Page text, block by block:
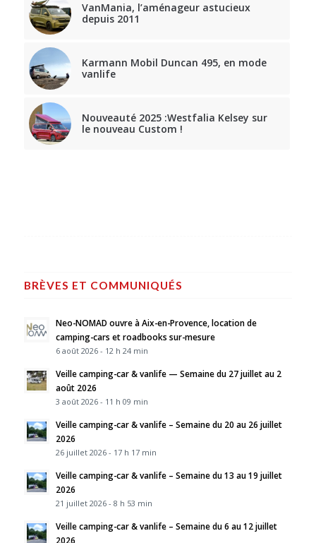
VanMania, l’aménageur astucieux
depuis 2011
Karmann Mobil Duncan 495, en mode
vanlife
Nouveauté 2025 :Westfalia Kelsey sur
le nouveau Custom !
BRÈVES ET COMMUNIQUÉS
Neo-NOMAD ouvre à Aix-en-Provence, location de
camping-cars et roadbooks sur-mesure
6 août 2026 - 12 h 24 min
Veille camping-car & vanlife — Semaine du 27 juillet au 2
août 2026
3 août 2026 - 11 h 09 min
Veille camping-car & vanlife – Semaine du 20 au 26 juillet
2026
26 juillet 2026 - 17 h 17 min
Veille camping-car & vanlife – Semaine du 13 au 19 juillet
2026
21 juillet 2026 - 8 h 53 min
Veille camping-car & vanlife – Semaine du 6 au 12 juillet
2026